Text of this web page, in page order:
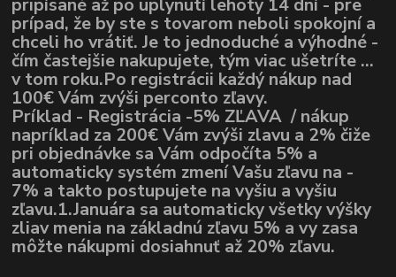
prípad, že by ste s tovarom neboli spokojní a
chceli ho vrátiť. Je to jednoduché a výhodné -
čím častejšie nakupujete, tým viac ušetríte ...
v tom roku.Po registrácii každý nákup nad
100€ Vám zvýši perconto zľavy.
Príklad - Registrácia -5% ZĽAVA / nákup
napríklad za 200€ Vám zvýši zlavu a 2% čiže
pri objednávke sa Vám odpočíta 5% a
automaticky systém zmení Vašu zľavu na -
7% a takto postupujete na vyšiu a vyšiu
zľavu.1.Januára sa automaticky všetky výšky
zliav menia na základnú zľavu 5% a vy zasa
môžte nákupmi dosiahnuť až 20% zľavu.